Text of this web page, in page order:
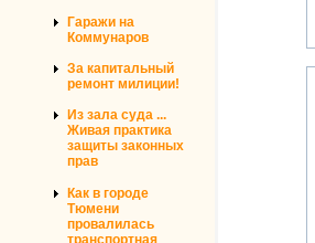
Гаражи на
Коммунаров
За капитальный
ремонт милиции!
Из зала суда ...
Живая практика
защиты законных
прав
Как в городе
Тюмени
провалилась
транспортная